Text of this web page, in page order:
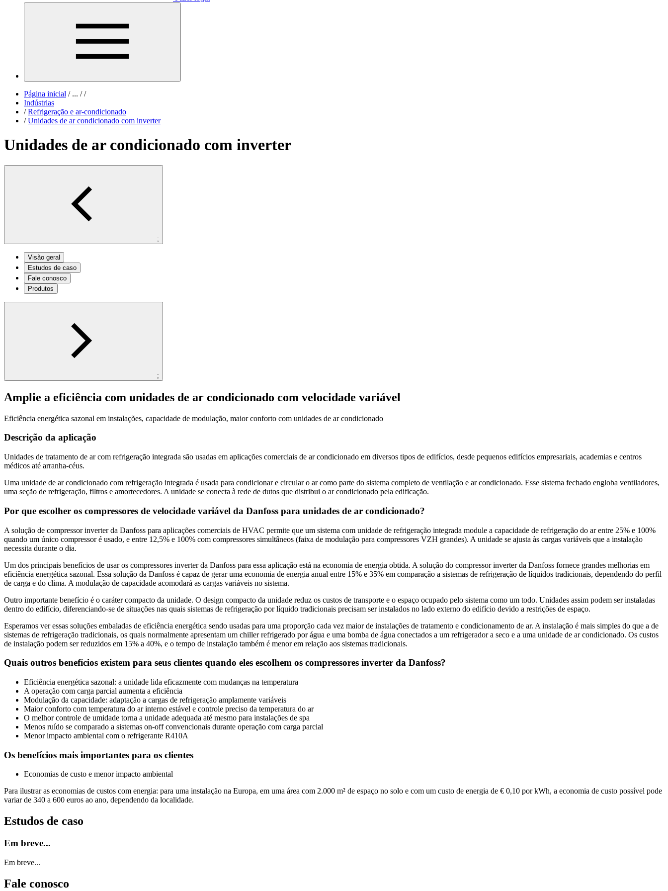
Página inicial /... / /
Indústrias
/ Refrigeração e ar-condicionado
/ Unidades de ar condicionado com inverter
Unidades de ar condicionado com inverter
;
Visão geral
Estudos de caso
Fale conosco
Produtos
;
Amplie a eficiência com unidades de ar condicionado com velocidade variável
Eficiência energética sazonal em instalações, capacidade de modulação, maior conforto com unidades de ar condicionado
Descrição da aplicação
Unidades de tratamento de ar com refrigeração integrada são usadas em aplicações comerciais de ar condicionado em diversos tipos de edifícios, desde pequenos edifícios empresariais, academias e centros
médicos até arranha-céus.
Uma unidade de ar condicionado com refrigeração integrada é usada para condicionar e circular o ar como parte do sistema completo de ventilação e ar condicionado. Esse sistema fechado engloba ventiladores,
uma seção de refrigeração, filtros e amortecedores. A unidade se conecta à rede de dutos que distribui o ar condicionado pela edificação.
Por que escolher os compressores de velocidade variável da Danfoss para unidades de ar condicionado?
A solução de compressor inverter da Danfoss para aplicações comerciais de HVAC permite que um sistema com unidade de refrigeração integrada module a capacidade de refrigeração do ar entre 25% e 100%
quando um único compressor é usado, e entre 12,5% e 100% com compressores simultâneos (faixa de modulação para compressores VZH grandes). A unidade se ajusta às cargas variáveis que a instalação
necessita durante o dia.
Um dos principais benefícios de usar os compressores inverter da Danfoss para essa aplicação está na economia de energia obtida. A solução do compressor inverter da Danfoss fornece grandes melhorias em
eficiência energética sazonal. Essa solução da Danfoss é capaz de gerar uma economia de energia anual entre 15% e 35% em comparação a sistemas de refrigeração de líquidos tradicionais, dependendo do perfil
de carga e do clima. A modulação de capacidade acomodará as cargas variáveis no sistema.
Outro importante benefício é o caráter compacto da unidade. O design compacto da unidade reduz os custos de transporte e o espaço ocupado pelo sistema como um todo. Unidades assim podem ser instaladas
dentro do edifício, diferenciando-se de situações nas quais sistemas de refrigeração por líquido tradicionais precisam ser instalados no lado externo do edifício devido a restrições de espaço.
Esperamos ver essas soluções embaladas de eficiência energética sendo usadas para uma proporção cada vez maior de instalações de tratamento e condicionamento de ar. A instalação é mais simples do que a de
sistemas de refrigeração tradicionais, os quais normalmente apresentam um chiller refrigerado por água e uma bomba de água conectados a um refrigerador a seco e a uma unidade de ar condicionado. Os custos
de instalação podem ser reduzidos em 15% a 40%, e o tempo de instalação também é menor em relação aos sistemas tradicionais.
Quais outros benefícios existem para seus clientes quando eles escolhem os compressores inverter da Danfoss?
Eficiência energética sazonal: a unidade lida eficazmente com mudanças na temperatura
A operação com carga parcial aumenta a eficiência
Modulação da capacidade: adaptação a cargas de refrigeração amplamente variáveis
Maior conforto com temperatura do ar interno estável e controle preciso da temperatura do ar
O melhor controle de umidade torna a unidade adequada até mesmo para instalações de spa
Menos ruído se comparado a sistemas on-off convencionais durante operação com carga parcial
Menor impacto ambiental com o refrigerante R410A
Os benefícios mais importantes para os clientes
Economias de custo e menor impacto ambiental
Para ilustrar as economias de custos com energia: para uma instalação na Europa, em uma área com 2.000 m² de espaço no solo e com um custo de energia de € 0,10 por kWh, a economia de custo possível pode
variar de 340 a 600 euros ao ano, dependendo da localidade.
Estudos de caso
Em breve...
Em breve...
Fale conosco